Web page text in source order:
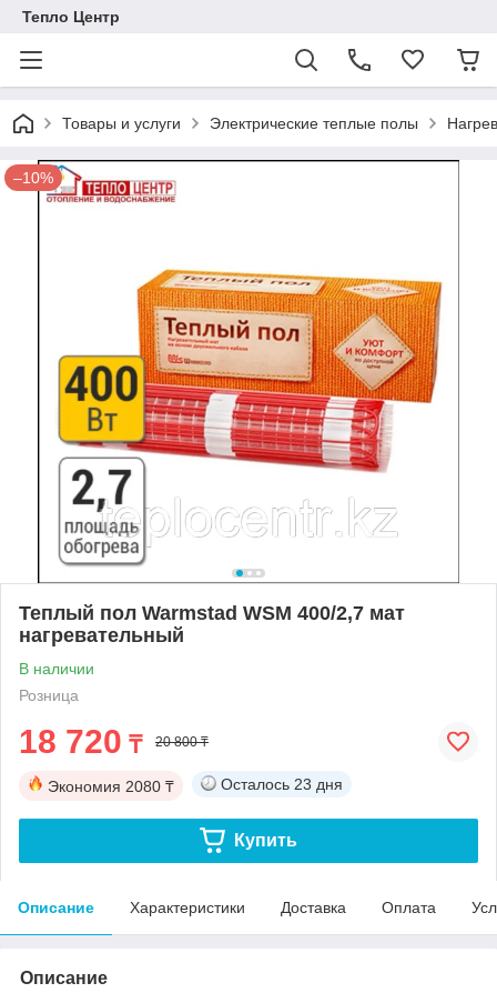
Тепло Центр
Товары и услуги Электрические теплые полы
–10%
Теплый пол Warmstad WSM 400/2,7 мат
нагревательный
В наличии
Розница
18 720 ₸ 20 800 ₸
Экономия 2080 ₸ Осталось 23 дня
Купить
Описание Характеристики Доставка Оплата
Описание